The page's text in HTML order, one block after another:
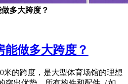
多大跨度？
能做多大跨度？
米的跨度，是大型体育场馆的理想